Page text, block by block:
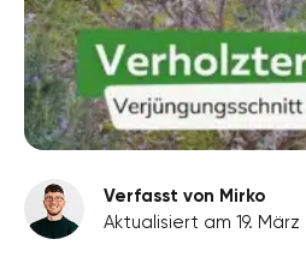
Verfasst von Mirko
Aktualisiert am 19. März